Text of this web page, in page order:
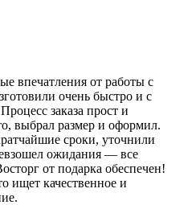
впечатления от работы с
очень быстро и с
заказа прост и
выбрал размер и оформил.
сроки, уточнили
ожидания — все
от подарка обеспечен!
ищет качественное и